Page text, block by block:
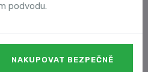
Datum
23. 05. 2026
podvodu.
NAKUPOVAT BEZPEČNĚ